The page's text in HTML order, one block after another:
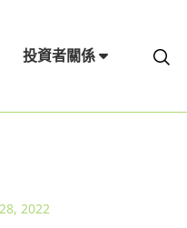
投資者關係
2022